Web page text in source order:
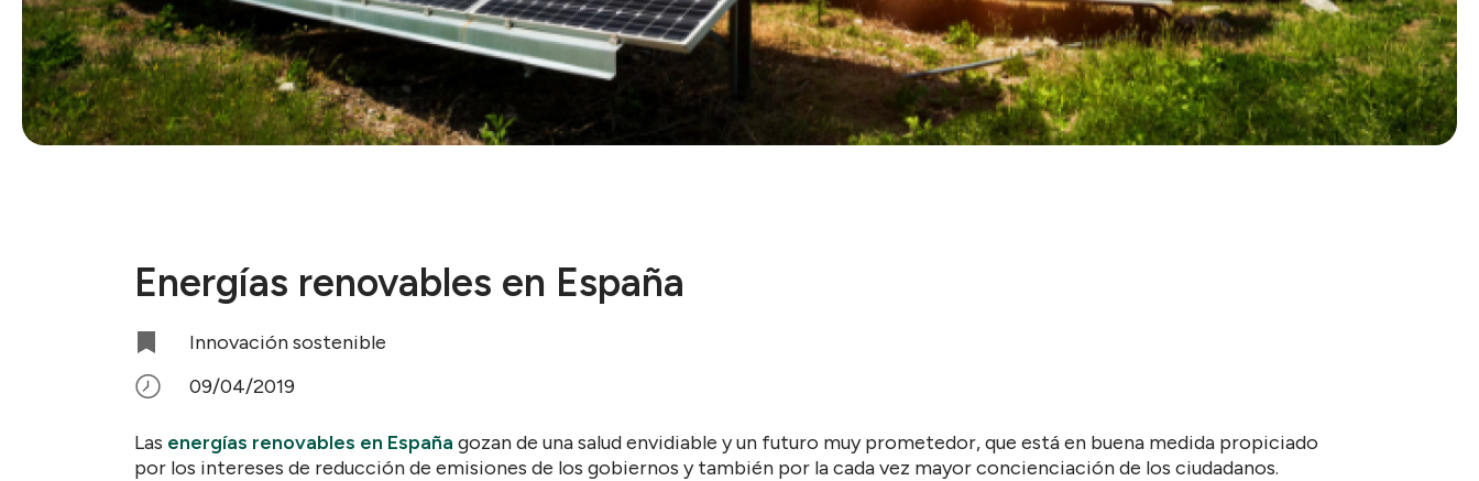
Energías renovables en España
Innovación sostenible
09/04/2019
Las energías renovables en España gozan de una salud envidiable y un futuro muy prometedor, que está en buena medida propiciado
por los intereses de reducción de emisiones de los gobiernos y también por la cada vez mayor concienciación de los ciudadanos.